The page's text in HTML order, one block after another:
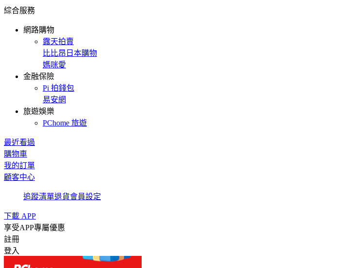
綜合服務
網路購物
露天拍賣
比比昂日本購物
媽咪愛
金融保險
Pi 拍錢包
易安網
旅遊娛樂
PChome 旅遊
最近看過
購物車
我的訂單
顧客中心
追蹤清單退貨會員設定
下載 APP
享受APP專屬優惠
註冊
登入